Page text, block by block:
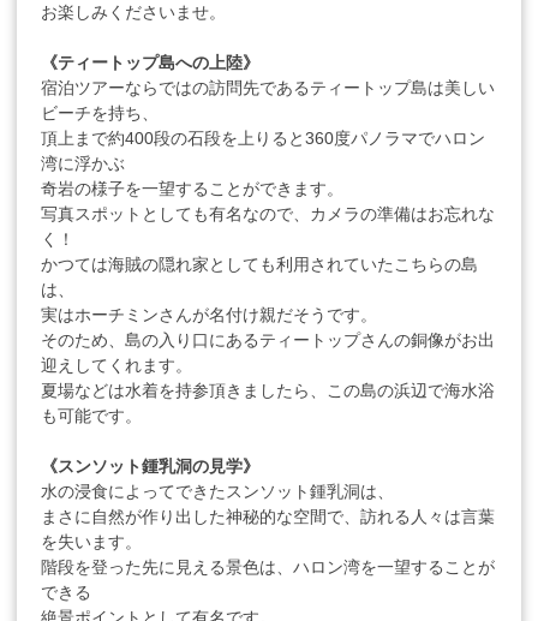
お楽しみくださいませ。
《ティートップ島への上陸》
宿泊ツアーならではの訪問先であるティートップ島は美しい
ビーチを持ち、
頂上まで約400段の石段を上りると360度パノラマでハロン
湾に浮かぶ
奇岩の様子を一望することができます。
写真スポットとしても有名なので、カメラの準備はお忘れな
く！
かつては海賊の隠れ家としても利用されていたこちらの島
は、
実はホーチミンさんが名付け親だそうです。
そのため、島の入り口にあるティートップさんの銅像がお出
迎えしてくれます。
夏場などは水着を持参頂きましたら、この島の浜辺で海水浴
も可能です。
《スンソット鍾乳洞の見学》
水の浸食によってできたスンソット鍾乳洞は、
まさに自然が作り出した神秘的な空間で、訪れる人々は言葉
を失います。
階段を登った先に見える景色は、ハロン湾を一望することが
できる
絶景ポイントとして有名です。